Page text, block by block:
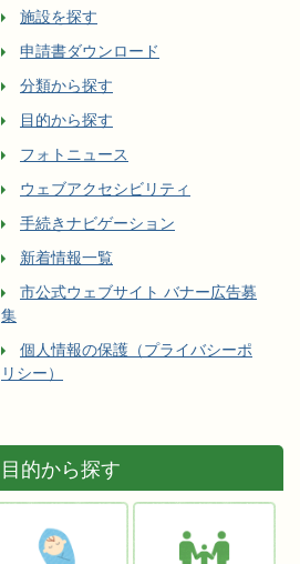
施設を探す
申請書ダウンロード
分類から探す
目的から探す
フォトニュース
ウェブアクセシビリティ
手続きナビゲーション
新着情報一覧
市公式ウェブサイト バナー広告募
集
個人情報の保護（プライバシーポ
リシー）
目的から探す